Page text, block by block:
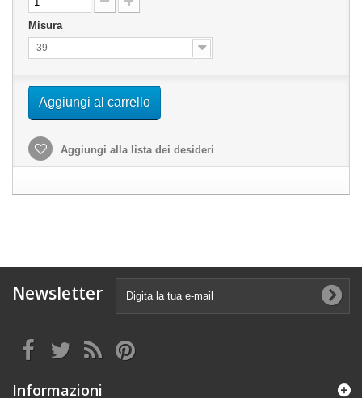
Misura
39
Aggiungi al carrello
Aggiungi alla lista dei desideri
Newsletter
Informazioni